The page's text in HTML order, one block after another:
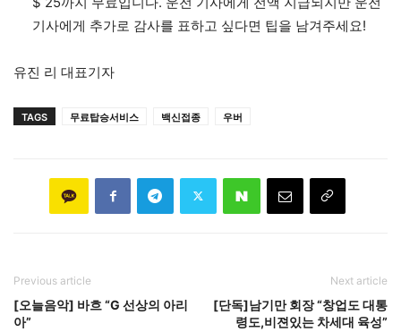
기사에게 추가로 감사를 표하고 싶다면 팁을 남겨주세요!
유진 리 대표기자
TAGS 무료탑승서비스 백신접종 우버
Previous article
[오늘음악] 바흐 “G 선상의 아리
아”
Next article
[단독]남기만 회장 “창업도 대통
령도,비젼있는 차세대 육성”